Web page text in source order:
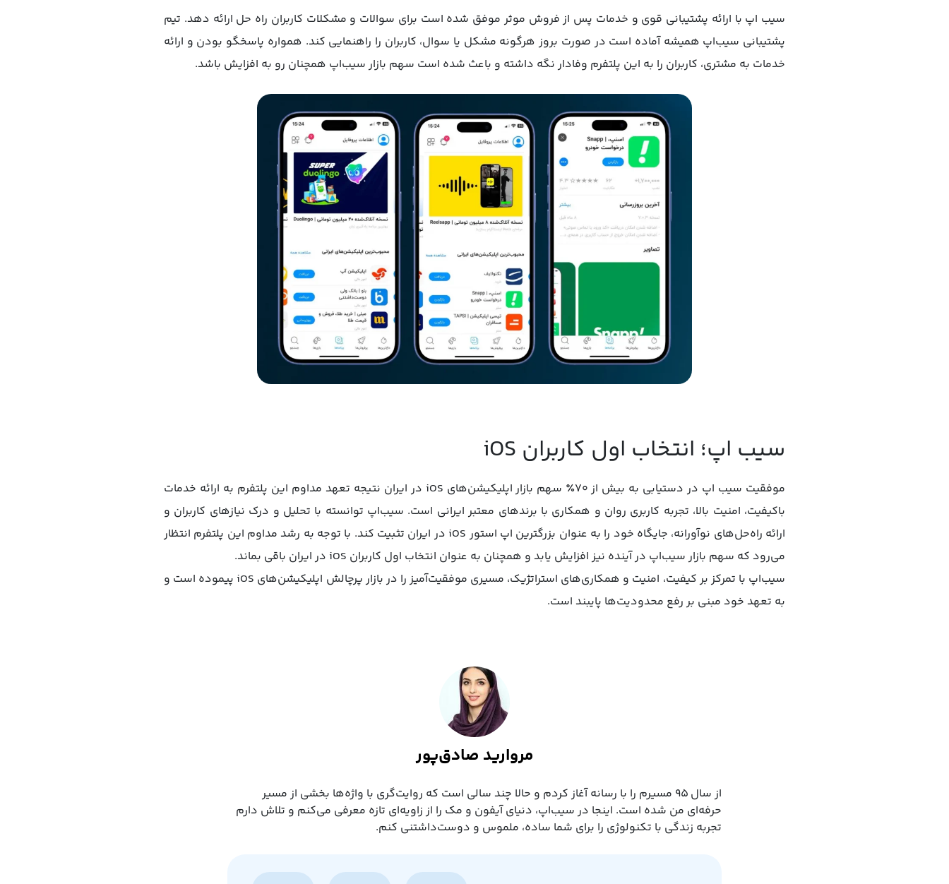
سیب اپ با ارائه پشتیبانی قوی و خدمات پس از فروش موثر موفق شده است برای سوالات و مشکلات کاربران راه حل ارائه دهد. تیم
پشتیبانی سیب‌اپ همیشه آماده است در صورت بروز هرگونه مشکل یا سوال، کاربران را راهنمایی کند. همواره پاسخگو بودن و ارائه
خدمات به مشتری، کاربران را به این پلتفرم وفادار نگه داشته و باعث شده است سهم بازار سیب‌اپ همچنان رو به افزایش باشد.
سیب اپ؛ انتخاب اول کاربران iOS
موفقیت سیب اپ در دستیابی به بیش از ۷۰٪ سهم بازار اپلیکیشن‌های iOS در ایران نتیجه تعهد مداوم این پلتفرم به ارائه خدمات
باکیفیت، امنیت بالا، تجربه کاربری روان و همکاری با برندهای معتبر ایرانی است. سیب‌اپ توانسته با تحلیل و درک نیازهای کاربران و
ارائه راه‌حل‌های نوآورانه، جایگاه خود را به عنوان بزرگترین اپ استور iOS در ایران تثبیت کند. با توجه به رشد مداوم این پلتفرم انتظار
می‌رود که سهم بازار سیب‌اپ در آینده نیز افزایش یابد و همچنان به عنوان انتخاب اول کاربران iOS در ایران باقی بماند.
سیب‌اپ با تمرکز بر کیفیت، امنیت و همکاری‌های استراتژیک، مسیری موفقیت‌آمیز را در بازار پرچالش اپلیکیشن‌های iOS پیموده است و
به تعهد خود مبنی بر رفع محدودیت‌ها پایبند است.
مروارید صادق‌پور
از سال ۹۵ مسیرم را با رسانه آغاز کردم و حالا چند سالی است که روایت‌گری با واژه‌ها بخشی از مسیر
حرفه‌ای‌ من شده است. اینجا در سیب‌اپ، دنیای آیفون و مک را از زاویه‌ای تازه معرفی می‌کنم و تلاش دارم
تجربه زندگی با تکنولوژی را برای شما ساده، ملموس و دوست‌داشتنی کنم.